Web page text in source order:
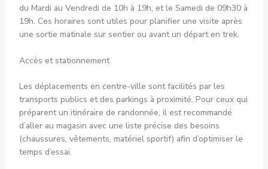
du Mardi au Vendredi de 10h à 19h, et le Samedi de 09h30 à
19h. Ces horaires sont utiles pour planifier une visite après
une sortie matinale sur sentier ou avant un départ en trek.
Accès et stationnement
Les déplacements en centre-ville sont facilités par les
transports publics et des parkings à proximité. Pour ceux qui
préparent un itinéraire de randonnée, il est recommandé
d’aller au magasin avec une liste précise des besoins
(chaussures, vêtements, matériel sportif) afin d’optimiser le
temps d’essai.